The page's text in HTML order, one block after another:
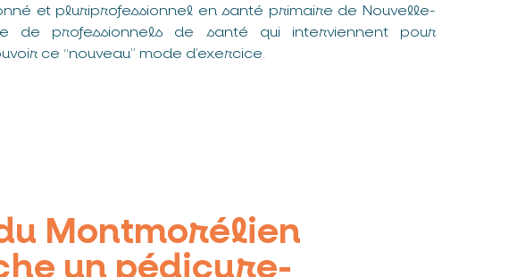
et pluriprofessionnel en santé primaire de Nouvelle-
de professionnels de santé qui interviennent pour
ce “nouveau” mode d’exercice.
Montmorélien
un pédicure-